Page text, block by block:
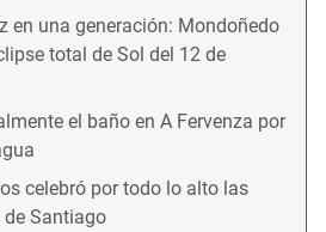
en una generación: Mondoñedo
total de Sol del 12 de
el baño en A Fervenza por
celebró por todo lo alto las
Santiago